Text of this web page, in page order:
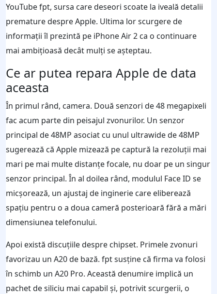
YouTube fpt, sursa care deseori scoate la iveală detalii
premature despre Apple. Ultima lor scurgere de
informații îl prezintă pe iPhone Air 2 ca o continuare
mai ambițioasă decât mulți se așteptau.
Ce ar putea repara Apple de data
aceasta
În primul rând, camera. Două senzori de 48 megapixeli
fac acum parte din peisajul zvonurilor. Un senzor
principal de 48MP asociat cu unul ultrawide de 48MP
sugerează că Apple mizează pe captură la rezoluții mai
mari pe mai multe distanțe focale, nu doar pe un singur
senzor principal. În al doilea rând, modulul Face ID se
micșorează, un ajustaj de inginerie care eliberează
spațiu pentru o a doua cameră posterioară fără a mări
dimensiunea telefonului.
Apoi există discuțiile despre chipset. Primele zvonuri
favorizau un A20 de bază. fpt susține că firma va folosi
în schimb un A20 Pro. Această denumire implică un
pachet de siliciu mai capabil și, potrivit scurgerii, o